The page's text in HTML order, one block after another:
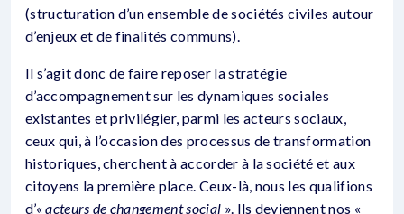
(structuration d’un ensemble de sociétés civiles autour
d’enjeux et de finalités communs).
Il s’agit donc de faire reposer la stratégie
d’accompagnement sur les dynamiques sociales
existantes et privilégier, parmi les acteurs sociaux,
ceux qui, à l’occasion des processus de transformation
historiques, cherchent à accor­der à la société et aux
citoyens la première place. Ceux-là, nous les qualifions
d’«acteurs de changement social ». Ils deviennent nos «